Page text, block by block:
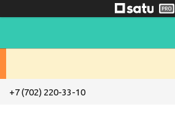
+7 (702) 220-33-10